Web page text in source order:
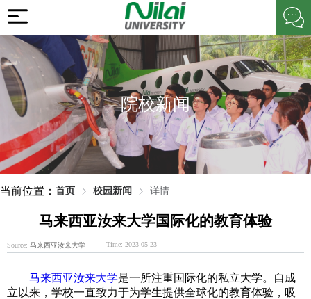
院校新闻
当前位置： 首页 校园新闻 详情
马来西亚汝来大学国际化的教育体验
Source: 马来西亚汝来大学 Time: 2023-05-23
马来西亚汝来大学是一所注重国际化的私立大学。自成
立以来，学校一直致力于为学生提供全球化的教育体验，吸